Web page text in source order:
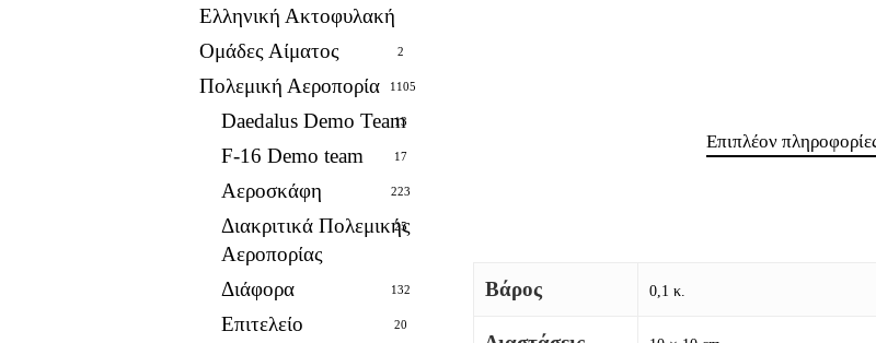
Ελληνική Ακτοφυλακή
Ομάδες Αίματος 2
Πολεμική Αεροπορία 1105
Daedalus Demo Team
13
F-16 Demo team 17
Αεροσκάφη 223
Διακριτικά Πολεμικής
Αεροπορίας
25
Διάφορα 132
Επιτελείο 20
Επιπλέον
Βάρος 0,1 κ.